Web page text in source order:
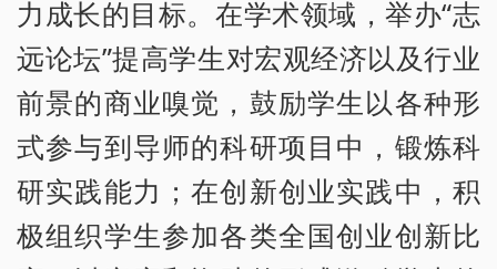
力成长的目标。在学术领域，举办“志
远论坛”提高学生对宏观经济以及行业
前景的商业嗅觉，鼓励学生以各种形
式参与到导师的科研项目中，锻炼科
研实践能力；在创新创业实践中，积
极组织学生参加各类全国创业创新比